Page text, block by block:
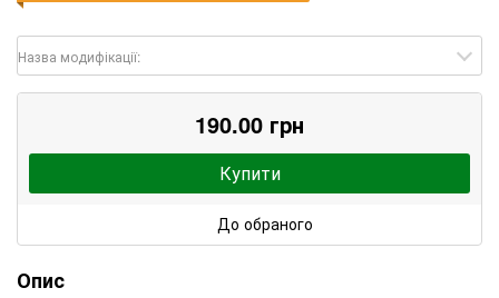
Назва модифікації:
190.00 грн
Купити
До обраного
Опис